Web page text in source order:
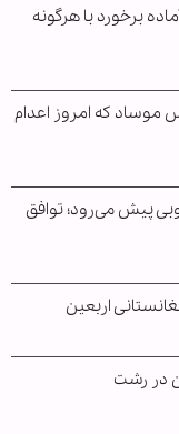
برخورد با هرگونه
موساد که امروز اعدام
پیش می‌رود؛ توافق
اربعین
در رشت